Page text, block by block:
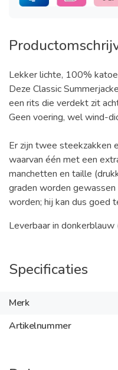
Lekker lichte, 100%
Deze Classic
een rits die verdekt zit
Geen voering, wel wind-
Er zijn twee steekzakken
waarvan één met een
manchetten en taille
graden worden
worden; hij kan dus goed
Leverbaar in
Specificaties
Merk
Artikelnummer